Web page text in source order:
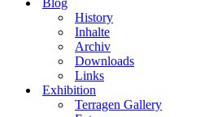
Blog
History
Inhalte
Archiv
Downloads
Links
Exhibition
Terragen Gallery